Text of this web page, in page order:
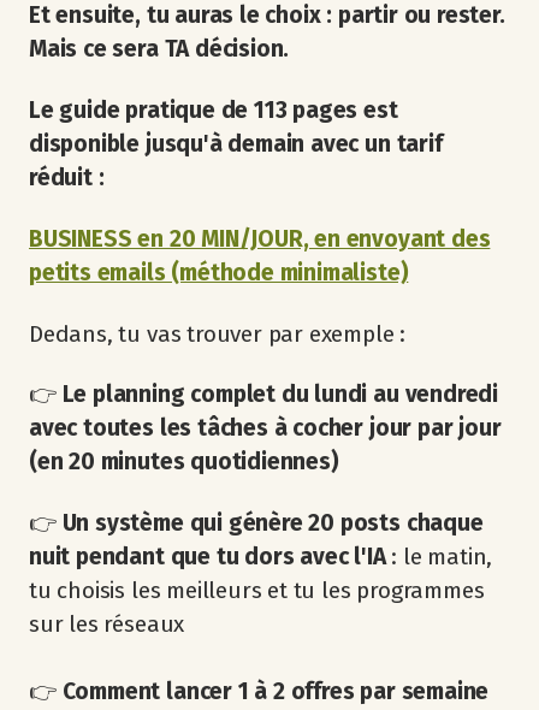
Et ensuite, tu auras le choix : partir ou rester.
Mais ce sera TA décision.
Le guide pratique de 113 pages est
disponible jusqu'à demain avec un tarif
réduit :
BUSINESS en 20 MIN/JOUR, en envoyant des
petits emails (méthode minimaliste)
Dedans, tu vas trouver par exemple :
👉 Le planning complet du lundi au vendredi
avec toutes les tâches à cocher jour par jour
(en 20 minutes quotidiennes)
👉 Un système qui génère 20 posts chaque
nuit pendant que tu dors avec l'IA: le matin,
tu choisis les meilleurs et tu les programmes
sur les réseaux
👉 Comment lancer 1 à 2 offres par semaine